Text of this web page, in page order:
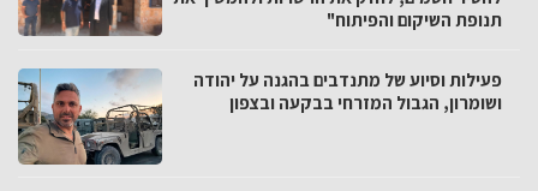
תנופת השיקום והפיתוח"
פעילות וסיוע של מתנדבים בהגנה על יהודה
ושומרון, הגבול המזרחי בבקעה ובצפון